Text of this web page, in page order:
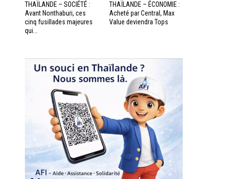
THAÏLANDE – SOCIÉTÉ :
Avant Nonthaburi, ces
cinq fusillades majeures
qui...
THAÏLANDE – ÉCONOMIE :
Acheté par Central, Max
Value deviendra Tops